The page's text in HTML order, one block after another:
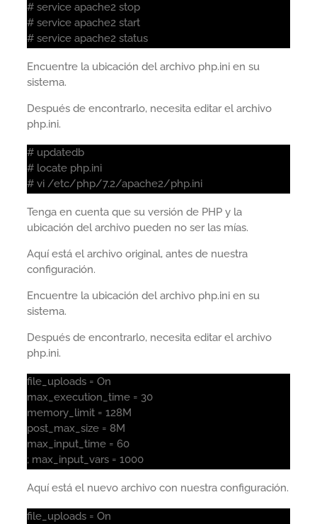
# service apache2 stop
# service apache2 start
# service apache2 status
Encuentre la ubicación del archivo php.ini en su
sistema.
Después de encontrarlo, necesita editar el archivo
php.ini.
# updatedb
# locate php.ini
# vi /etc/php/7.2/apache2/php.ini
Tenga en cuenta que su versión de PHP y la
ubicación del archivo pueden no ser las mías.
Aquí está el archivo original, antes de nuestra
configuración.
Encuentre la ubicación del archivo php.ini en su
sistema.
Después de encontrarlo, necesita editar el archivo
php.ini.
file_uploads = On
max_execution_time = 30
memory_limit = 128M
post_max_size = 8M
max_input_time = 60
; max_input_vars = 1000
Aquí está el nuevo archivo con nuestra configuración.
file_uploads = On